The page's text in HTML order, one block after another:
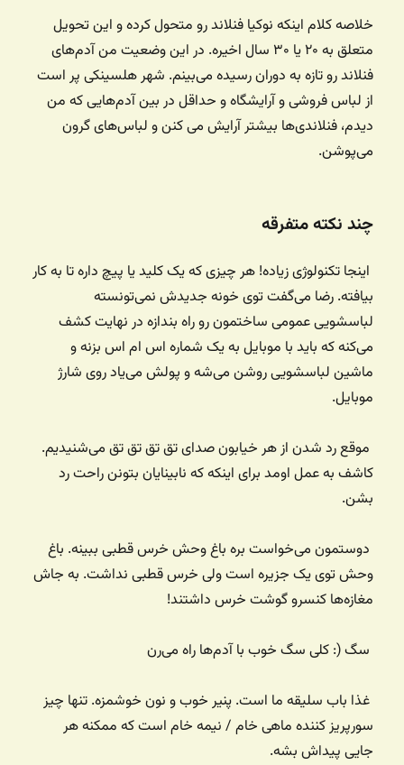
خلاصه کلام اینکه نوکیا فنلاند رو متحول کرده و این تحویل
متعلق به ۲۰ یا ۳۰ سال اخیره. در این وضعیت من آدم‌های
فنلاند رو تازه به دوران رسیده می‌بینم. شهر هلسینکی پر است
از لباس فروشی و آرایشگاه و حداقل در بین آدم‌هایی که من
دیدم، فنلاندی‌ها بیشتر آرایش می کنن و لباس‌های گرون
می‌پوشن.
چند نکته متفرقه
اینجا تکنولوژی زیاده! هر چیزی که یک کلید یا پیچ داره تا به کار
بیافته. رضا می‌گفت توی خونه جدیدش نمی‌تونسته
لباسشویی عمومی ساختمون رو راه بندازه در نهایت کشف
می‌کنه که باید با موبایل به یک شماره اس ام اس بزنه و
ماشین لباسشویی روشن می‌شه و پولش می‌یاد روی شارژ
موبایل.
موقع رد شدن از هر خیابون صدای تق تق تق تق می‌شنیدیم.
کاشف به عمل اومد برای اینکه که نابینایان بتونن راحت رد
بشن.
دوستمون می‌خواست بره باغ وحش خرس قطبی ببینه. باغ
وحش توی یک جزیره است ولی خرس قطبی نداشت. به جاش
مغازه‌ها کنسرو گوشت خرس داشتند!
سگ (: کلی سگ خوب با آدم‌ها راه می‌رن
غذا باب سلیقه ما است. پنیر خوب و نون خوشمزه. تنها چیز
سورپریز کننده ماهی خام / نیمه خام است که ممکنه هر
جایی پیداش بشه.